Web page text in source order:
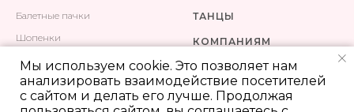
Мы используем cookie. Это позволяет нам
анализировать взаимодействие посетителей
с сайтом и делать его лучше. Продолжая
Балетные пачки
Шопенки
Одежда для тренировок
Сценические костюмы
ТАНЦЫ
КОМПАНИЯМ
КОНТАКТЫ
ПОШИВ